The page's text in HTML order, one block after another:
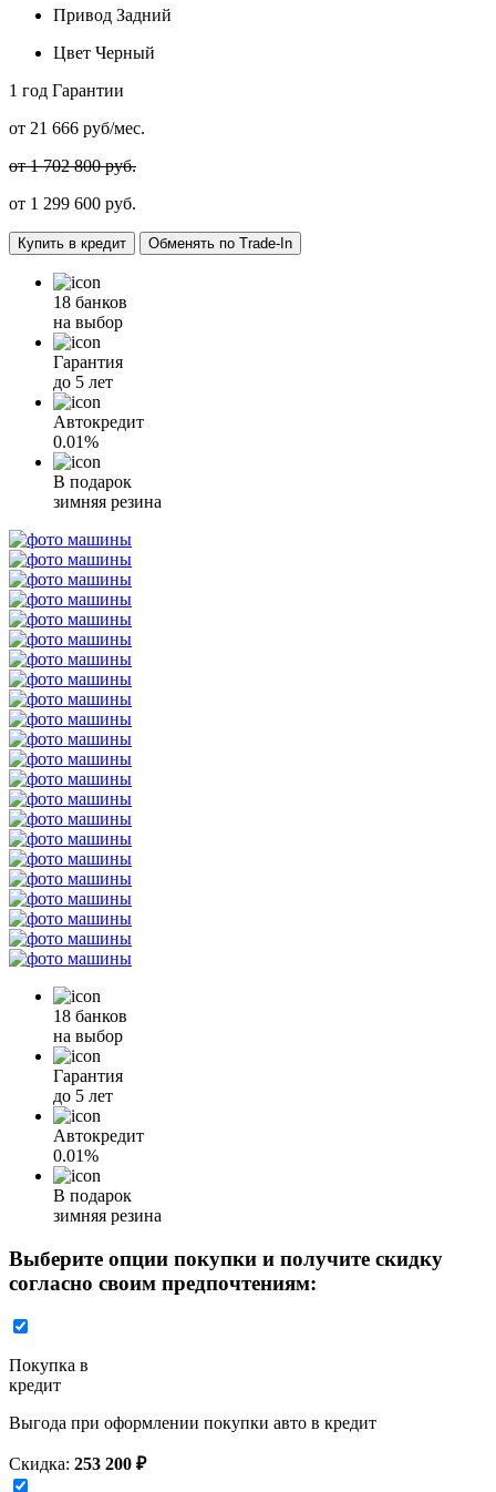
Привод Задний
Цвет Черный
1 год Гарантии
от 21 666 руб/мес.
от 1 702 800 руб.
от 1 299 600 руб.
Купить в кредит Обменять по Trade-In
18 банков
на выбор
Гарантия
до 5 лет
Автокредит
0.01%
В подарок
зимняя резина
18 банков
на выбор
Гарантия
до 5 лет
Автокредит
0.01%
В подарок
зимняя резина
Выберите опции покупки и получите скидку
согласно своим предпочтениям:
Покупка в
кредит
Выгода при оформлении покупки авто в кредит
Скидка: 253 200 ₽